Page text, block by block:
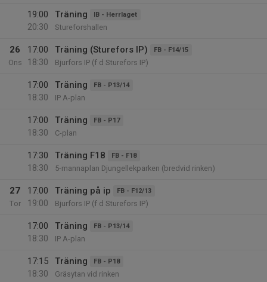
19:00
20:30
Träning IB - Herrlaget
Stureforshallen
26
Ons
17:00
18:30
Träning (Sturefors IP) FB - F14/15
Bjurfors IP (f d Sturefors IP)
17:00
18:30
Träning FB - P13/14
IP A-plan
17:00
18:30
Träning FB - P17
C-plan
17:30
18:30
Träning F18 FB - F18
5-mannaplan Djungellekparken (bredvid rinken)
27
Tor
17:00
19:00
Träning på ip FB - F12/13
Bjurfors IP (f d Sturefors IP)
17:00
18:30
Träning FB - P13/14
IP A-plan
17:15
18:30
Träning FB - P18
Gräsytan vid rinken